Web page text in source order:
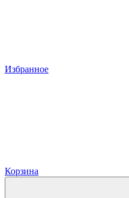
Избранное
Корзина